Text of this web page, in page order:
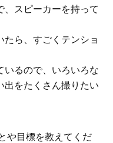
、スピーカーを持って
たら、すごくテンショ
いるので、いろいろな
出をたくさん撮りたい
や目標を教えてくだ